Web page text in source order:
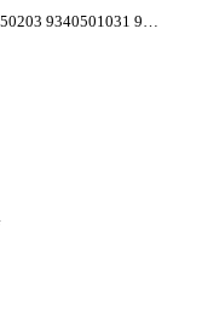
A9360550203 9340501031 9340501431 9340501731 9340501831 A9340501031 A9340501431 A9340501731...